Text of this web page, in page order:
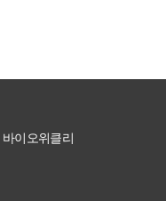
바이오위클리